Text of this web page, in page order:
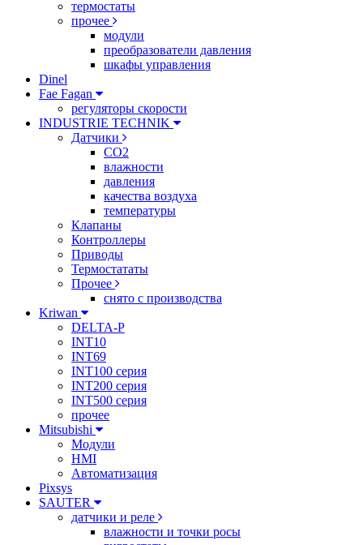
термостаты
прочее
модули
преобразователи давления
шкафы управления
Dinel
Fae Fagan
регуляторы скорости
INDUSTRIE TECHNIK
Датчики
CO2
влажности
давления
качества воздуха
температуры
Клапаны
Контроллеры
Приводы
Термостататы
Прочее
снято с производства
Kriwan
DELTA-P
INT10
INT69
INT100 серия
INT200 серия
INT500 серия
прочее
Mitsubishi
Модули
HMI
Автоматизация
Pixsys
SAUTER
датчики и реле
влажности и точки росы